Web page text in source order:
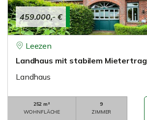
459.000,- €
Leezen
Landhaus mit stabilem Mietertrag
Landhaus
252 m²
WOHNFLÄCHE
9
ZIMMER